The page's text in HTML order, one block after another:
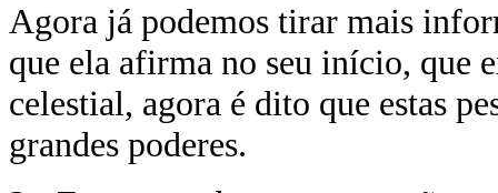
Agora já podemos tirar mais
que ela afirma no seu início, que
celestial, agora é dito que estas
grandes poderes.